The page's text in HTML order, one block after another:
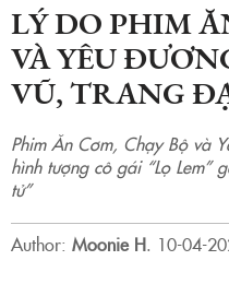
LÝ DO PHIM
VÀ YÊU
VŨ, TRANG
Phim Ăn Cơm, Chạy Bộ và
hình tượng cô gái “Lọ Lem”
tử”
Author: Moonie H. 10-04-